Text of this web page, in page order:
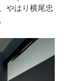
やはり横尾忠